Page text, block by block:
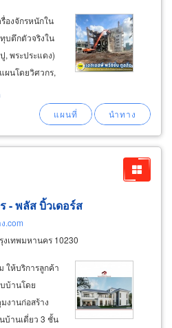
องจักรหนักใน
บตึกตัวจริงใน
, พระประแดง)
ผนโดยวิศวกร,
งจักรหนัก, ไป
น้างาน พร้อม
- พลัส บิ้วเดอร์ส
.com
เทพมหานคร 10230
ให้บริการลูกค้า
บ้านโดย
งานก่อสร้าง
บ้านเดี่ยว 3 ชั้น